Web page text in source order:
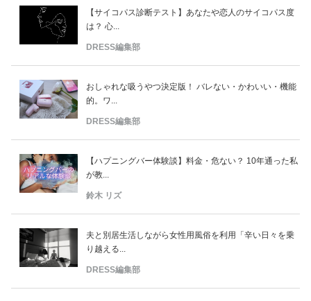
【サイコパス診断テスト】あなたや恋人のサイコパス度
は？ 心...
DRESS編集部
おしゃれな吸うやつ決定版！ バレない・かわいい・機能
的。ワ...
DRESS編集部
【ハプニングバー体験談】料金・危ない？ 10年通った私
が教...
鈴木 リズ
夫と別居生活しながら女性用風俗を利用「辛い日々を乗
り越える...
DRESS編集部